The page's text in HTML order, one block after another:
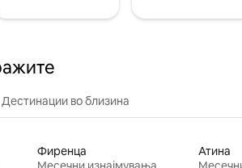
Дестинации во близина
Фиренца
Атина